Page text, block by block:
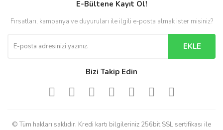
E-Bültene Kayıt Ol!
Fırsatları, kampanya ve duyuruları ile ilgili e-posta almak ister misiniz?
EKLE
Bizi Takip Edin
© Tüm hakları saklıdır. Kredi kartı bilgileriniz 256bit SSL sertifikası ile